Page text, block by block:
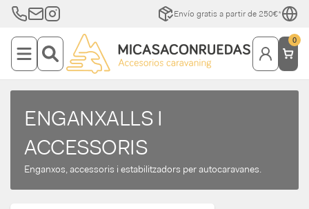
Envío gratis a partir de 250€*
0
ENGANXALLS I
ACCESSORIS
Enganxos, accessoris i estabilitzadors per autocaravanes.